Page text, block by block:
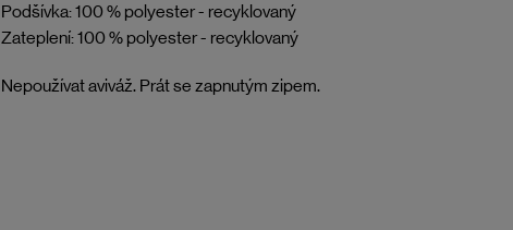
Podšívka: 100 % polyester - recyklovaný
Zateplení: 100 % polyester - recyklovaný
Nepoužívat aviváž. Prát se zapnutým zipem.